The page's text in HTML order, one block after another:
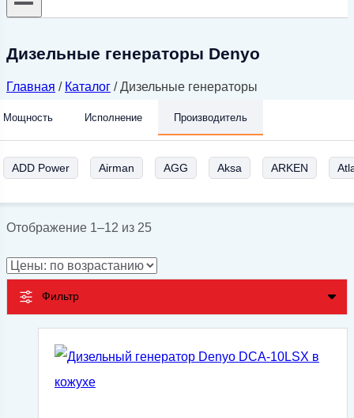
Дизельные генераторы Denyo
Главная / Каталог / Дизельные генераторы
Мощность Исполнение Производитель
ADD Power Airman AGG Aksa ARKEN
Отображение 1–12 из 25Цены:
возрастанию
Фильтр